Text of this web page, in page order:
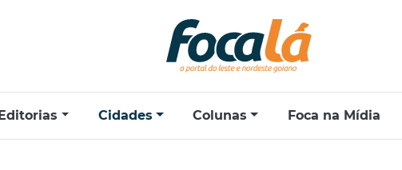
Editorias Cidades Colunas Foca na Mídia